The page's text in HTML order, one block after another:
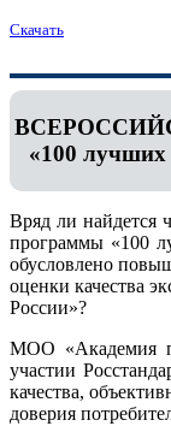
Скачать
«100
Вряд ли найдется
программы «100
обусловлено
оценки качества
России»?
МОО «Академия
участии
качества,
доверия